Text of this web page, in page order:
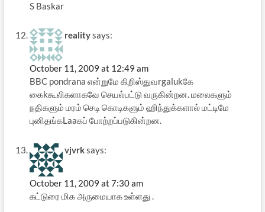
S Baskar
realitysays:
October 11, 2009 at 12:49 am
BBC pondrana என்றுமே கிறிஸ்துவrgalukகே
கைkகூலிகளாகவே செயல்பட்டு வருகின்றன. மலைகளும்
நதிகளும் மரம் செடி கொடிகளும் ஹிந்துக்களால் மட்டிமே
புனிதங்கLaaகப் போற்றப்படுகின்றன.
vjvrksays:
October 11, 2009 at 7:30 am
கட்டுரை மிக அருமையாக உள்ளது .